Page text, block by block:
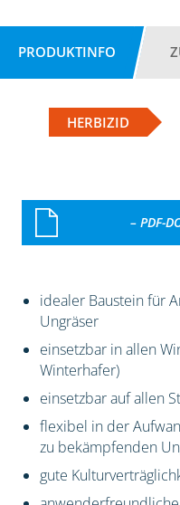
PRODUKTINFO
HERBIZID
– PDF-
idealer Baustein für
Ungräser
einsetzbar in allen
Winterhafer)
einsetzbar auf allen
flexibel in der
zu bekämpfenden
gute